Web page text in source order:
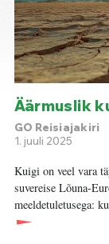
Äärmuslik
GO Reisiajakiri
1. juuli 2025
Kuigi on veel vara
suvereise Lõuna-
meeldetuletusega: